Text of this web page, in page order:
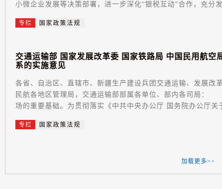
小微企业发展等决策部署，进一步深化“银税互动”合作，充分
专栏 国家政策法规
交通运输部 国 家发展改革委 国 家铁路局 中 国 民用 航空
系的实施意见
各省、自治区、直辖市、新疆生产建设兵团交通运输、发展改
民航各地区管理局，交通运输部部属各单位、部内各司局：
场的重要基础。为贯彻落实《中共中央办公厅 国务院办公厅
专栏 国家政策法规
加载更多>>